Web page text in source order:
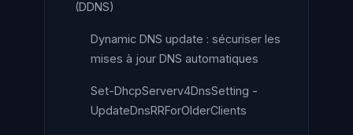
(DDNS)
Dynamic DNS update : sécuriser les
mises à jour DNS automatiques
Set-DhcpServerv4DnsSetting -
UpdateDnsRRForOlderClients